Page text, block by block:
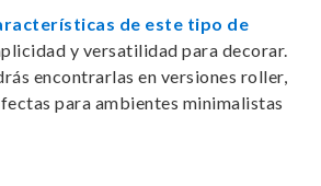
de este tipo de
y versatilidad para decorar.
encontrarlas en versiones roller,
para ambientes minimalistas